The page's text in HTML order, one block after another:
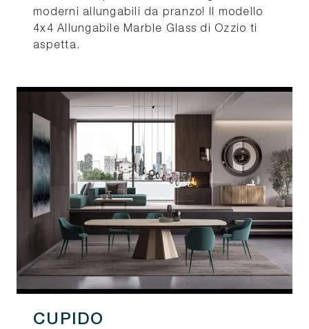
moderni allungabili da pranzo! Il modello
4x4 Allungabile Marble Glass di Ozzio ti
aspetta.
CUPIDO